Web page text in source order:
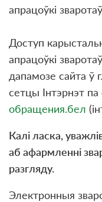
апрацоўкі
Доступ
апрацоўкі
дапамозе сайта ў
сетцы Інтэрнэт
обращения.бел
Калі ласка,
аб афармленні
разгляду.
Электронныя